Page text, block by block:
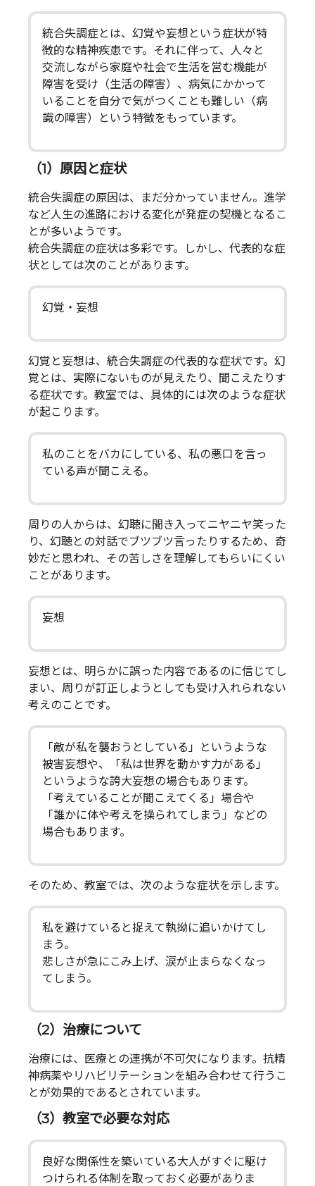
統合失調症とは、幻覚や妄想という症状が特
徴的な精神疾患です。それに伴って、人々と
交流しながら家庭や社会で生活を営む機能が
障害を受け（生活の障害）、病気にかかって
いることを自分で気がつくことも難しい（病
識の障害）という特徴をもっています。
（1）原因と症状
統合失調症の原因は、まだ分かっていません。進学
など人生の進路における変化が発症の契機となるこ
とが多いようです。
統合失調症の症状は多彩です。しかし、代表的な症
状としては次のことがあります。
幻覚・妄想
幻覚と妄想は、統合失調症の代表的な症状です。幻
覚とは、実際にないものが見えたり、聞こえたりす
る症状です。教室では、具体的には次のような症状
が起こります。
私のことをバカにしている、私の悪口を言っ
ている声が聞こえる。
周りの人からは、幻聴に聞き入ってニヤニヤ笑った
り、幻聴との対話でブツブツ言ったりするため、奇
妙だと思われ、その苦しさを理解してもらいにくい
ことがあります。
妄想
妄想とは、明らかに誤った内容であるのに信じてし
まい、周りが訂正しようとしても受け入れられない
考えのことです。
「敵が私を襲おうとしている」というような
被害妄想や、「私は世界を動かす力がある」
というような誇大妄想の場合もあります。
「考えていることが聞こえてくる」場合や
「誰かに体や考えを操られてしまう」などの
場合もあります。
そのため、教室では、次のような症状を示します。
私を避けていると捉えて執拗に追いかけてし
まう。
悲しさが急にこみ上げ、涙が止まらなくなっ
てしまう。
（2）治療について
治療には、医療との連携が不可欠になります。抗精
神病薬やリハビリテーションを組み合わせて行うこ
とが効果的であるとされています。
（3）教室で必要な対応
良好な関係性を築いている大人がすぐに駆け
つけられる体制を取っておく必要がありま